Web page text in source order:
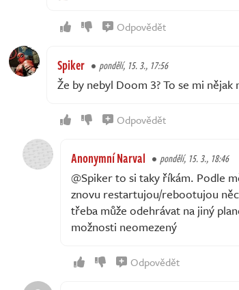
Odpovědět
Spiker pondělí, 15. 3., 17:56
Že by nebyl Doom 3? To se mi nějak
Odpovědět
Anonymní Narval pondělí, 15. 3., 18:46
@Spiker to si taky říkám. Podle
znovu restartujou/rebootujou
třeba může odehrávat na jiný
možnosti neomezený
Odpovědět